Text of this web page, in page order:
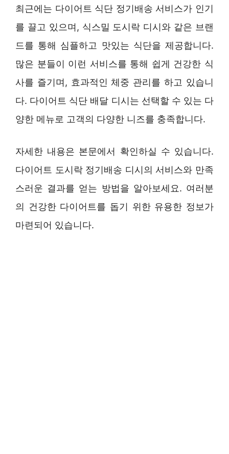
최근에는 다이어트 식단 정기배송 서비스가 인기
를 끌고 있으며, 식스밀 도시락 디시와 같은 브랜
드를 통해 심플하고 맛있는 식단을 제공합니다.
많은 분들이 이런 서비스를 통해 쉽게 건강한 식
사를 즐기며, 효과적인 체중 관리를 하고 있습니
다. 다이어트 식단 배달 디시는 선택할 수 있는 다
양한 메뉴로 고객의 다양한 니즈를 충족합니다.
자세한 내용은 본문에서 확인하실 수 있습니다.
다이어트 도시락 정기배송 디시의 서비스와 만족
스러운 결과를 얻는 방법을 알아보세요. 여러분
의 건강한 다이어트를 돕기 위한 유용한 정보가
마련되어 있습니다.